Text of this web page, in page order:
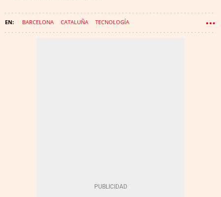
BARCELONA CATALUÑA TECNOLOGÍA